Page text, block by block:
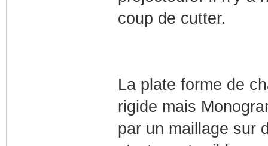
coup de cutter.
La plate forme de
rigide mais
par un maillage sur